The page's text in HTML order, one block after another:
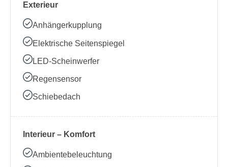
Exterieur
Anhängerkupplung
Elektrische Seitenspiegel
LED-Scheinwerfer
Regensensor
Schiebedach
Interieur – Komfort
Ambientebeleuchtung